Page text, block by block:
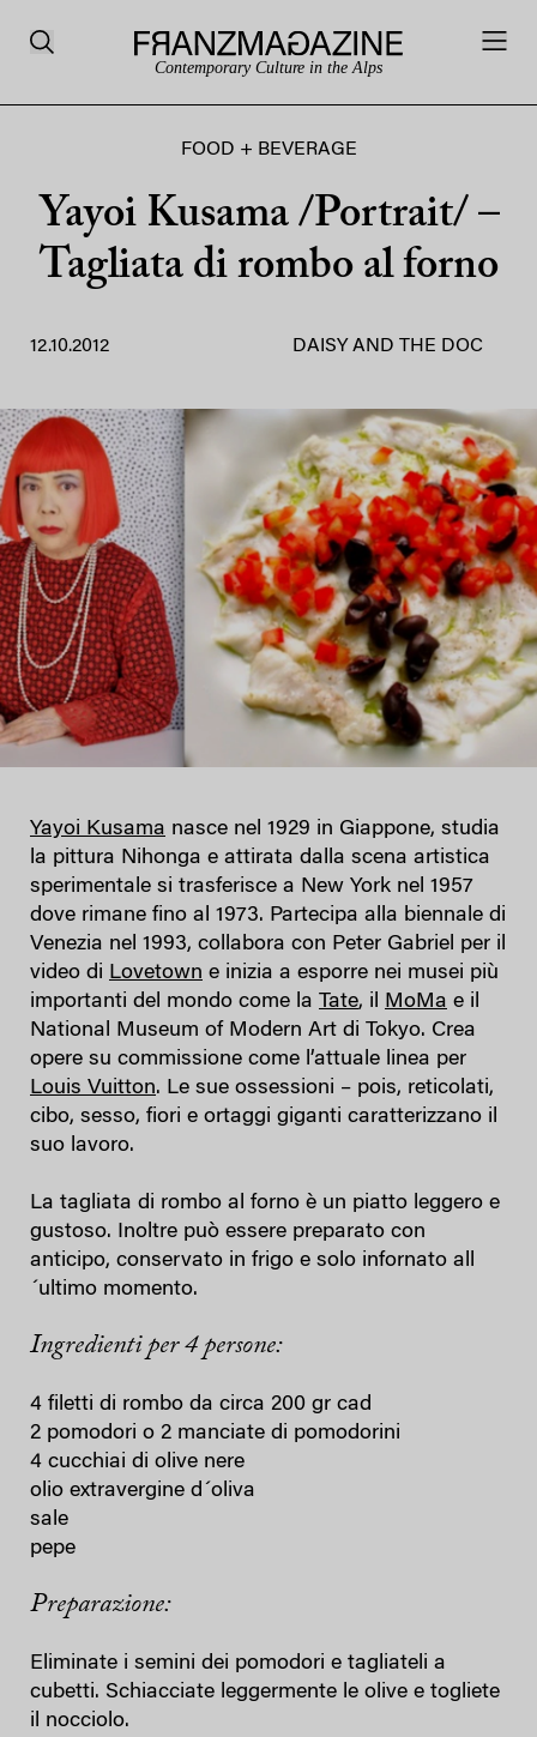
Contemporary Culture in the Alps
FOOD + BEVERAGE
Yayoi Kusama /Portrait/ –
Tagliata di rombo al forno
12.10.2012 DAISY AND THE DOC
Yayoi Kusama nasce nel 1929 in Giappone, studia
la pittura Nihonga e attirata dalla scena artistica
sperimentale si trasferisce a New York nel 1957
dove rimane fino al 1973. Partecipa alla biennale di
Venezia nel 1993, collabora con Peter Gabriel per il
video di Lovetown e inizia a esporre nei musei più
importanti del mondo come la Tate, il MoMa e il
National Museum of Modern Art di Tokyo. Crea
opere su commissione come l’attuale linea per
Louis Vuitton. Le sue ossessioni – pois, reticolati,
cibo, sesso, fiori e ortaggi giganti caratterizzano il
suo lavoro.
La tagliata di rombo al forno è un piatto leggero e
gustoso. Inoltre può essere preparato con
anticipo, conservato in frigo e solo infornato all
´ultimo momento.
Ingredienti per 4 persone:
4 filetti di rombo da circa 200 gr cad
2 pomodori o 2 manciate di pomodorini
4 cucchiai di olive nere
olio extravergine d´oliva
sale
pepe
Preparazione:
Eliminate i semini dei pomodori e tagliateli a
cubetti. Schiacciate leggermente le olive e togliete
il nocciolo.